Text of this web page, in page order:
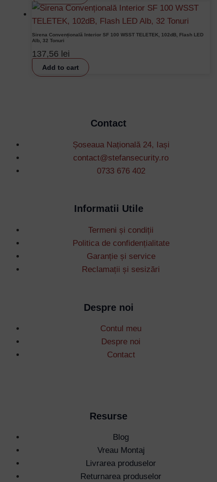
Sirena Convențională Interior SF 100 WSST TELETEK, 102dB, Flash LED
Alb, 32 Tonuri
137,56 lei
Add to cart
Contact
Șoseaua Națională 24, Iași
contact@stefansecurity.ro
0733 676 402
Informatii Utile
Termeni și condiții
Politica de confidențialitate
Garanție și service
Reclamații și sesizări
Despre noi
Contul meu
Despre noi
Contact
Resurse
Blog
Vreau Montaj
Livrarea produselor
Returnarea produselor